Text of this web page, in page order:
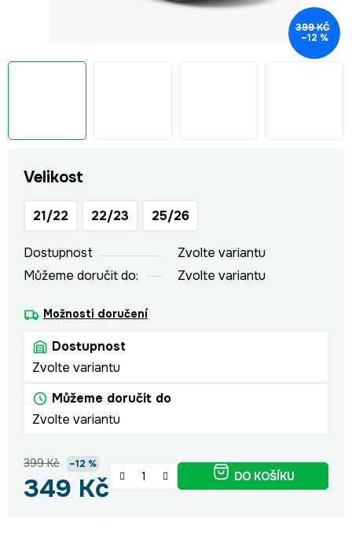
Velikost
21/22 22/23 25/26
Dostupnost
Zvolte variantu
Můžeme doručit do:
Zvolte variantu
Možnosti doručení
Dostupnost
Zvolte variantu
Můžeme doručit do
Zvolte variantu
399 Kč –12 %
349 Kč DO KOŠÍKU
399 KČ
–12 %